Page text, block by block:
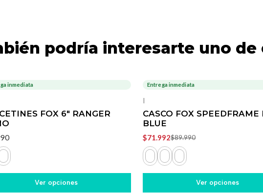
podría interesarte uno de
inmediata
FOX 6" RANGER
Ver opciones
-20%
Entrega inmediata
|
CASCO FOX SPEEDFRAME
BLUE
$71.992$89.990
Ver opciones